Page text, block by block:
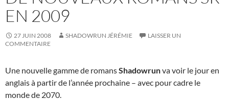
EN 2009
27 JUIN 2008 SHADOWRUN JÉRÉMIE
LAISSER UN
COMMENTAIRE
Une nouvelle gamme de romansShadowrunva voir le jour en
anglais à partir de l’année prochaine – avec pour cadre le
monde de 2070.